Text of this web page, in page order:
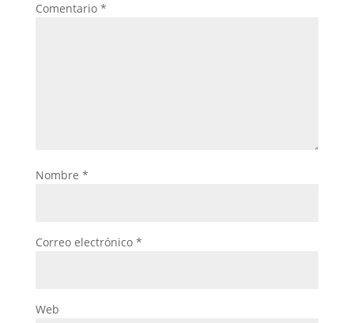
Comentario *
Nombre *
Correo electrónico *
Web